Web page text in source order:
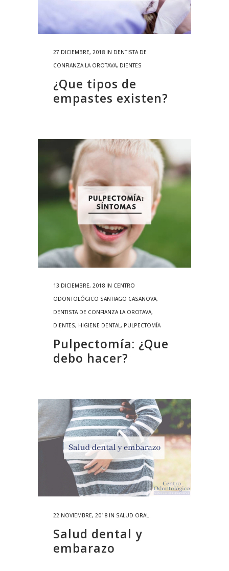
27 DICIEMBRE, 2018 IN DENTISTA DE
CONFIANZA LA OROTAVA, DIENTES
¿Que tipos de
empastes existen?
13 DICIEMBRE, 2018 IN CENTRO
ODONTOLÓGICO SANTIAGO CASANOVA,
DENTISTA DE CONFIANZA LA OROTAVA,
DIENTES, HIGIENE DENTAL, PULPECTOMÍA
Pulpectomía: ¿Que
debo hacer?
22 NOVIEMBRE, 2018 IN SALUD ORAL
Salud dental y
embarazo